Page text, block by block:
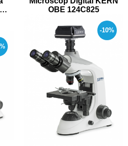
OBE 124C825
-10%